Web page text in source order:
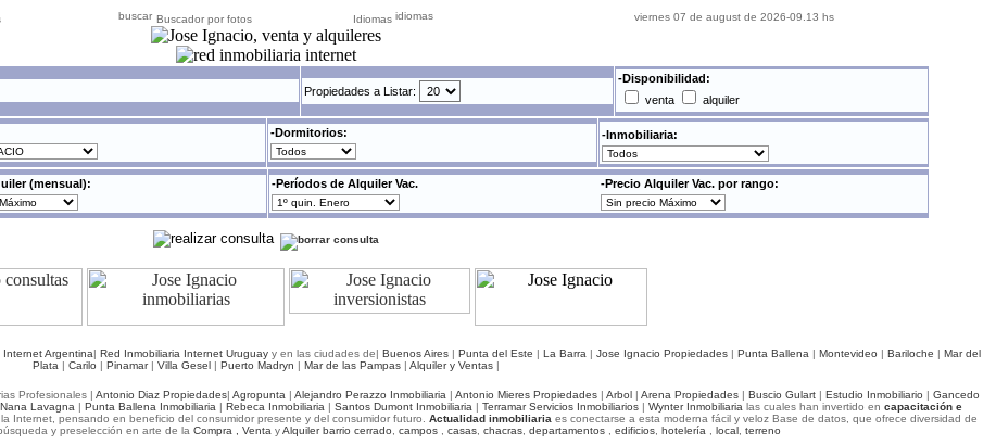
Buscador por fotos Idiomas viernes 07 de august de 2026-09.13 hs
Propiedades a Listar:
-Disponibilidad:
venta
alquiler
-Dormitorios: -Inmobiliaria:
(mensual): -Períodos de Alquiler Vac. -Precio Alquiler Vac. por rango:
Internet Argentina| Red Inmobiliaria Internet Uruguay y en las ciudades de| Buenos Aires | Punta del Este | La Barra | Jose Ignacio Propiedades | Punta Ballena | Montevideo | Bariloche | Mar del
Plata | Carilo | Pinamar| Villa Gesel | Puerto Madryn | Mar de las Pampas | Alquiler y Ventas |
Profesionales | Antonio Diaz Propiedades| Agropunta | Alejandro Perazzo Inmobiliaria | Antonio Mieres Propiedades | Arbol | Arena Propiedades | Buscio Gulart | Estudio Inmobiliario | Gancedo
Nana Lavagna | Punta Ballena Inmobiliaria | Rebeca Inmobiliaria | Santos Dumont Inmobiliaria | Terramar Servicios Inmobiliarios| Wynter Inmobiliaria las cuales han invertido en capacitación e
Internet, pensando en beneficio del consumidor presente y del consumidor futuro. Actualidad inmobiliaria es conectarse a esta moderna fácil y veloz Base de datos, que ofrece diversidad de
y preselección en arte de la Compra , Venta yAlquilerbarrio cerrado campos casas chacras departamentos edificios hotelería local terreno